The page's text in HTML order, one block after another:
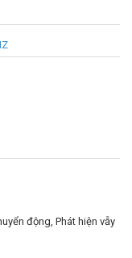
động, Phát hiện vẫy